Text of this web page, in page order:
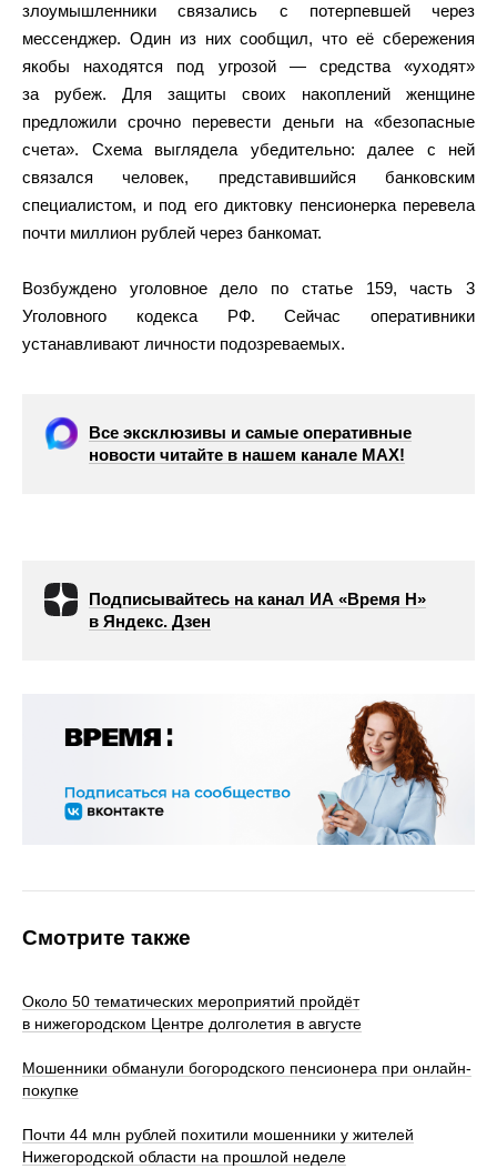
злоумышленники связались с потерпевшей через
мессенджер. Один из них сообщил, что её сбережения
якобы находятся под угрозой — средства «уходят»
за рубеж. Для защиты своих накоплений женщине
предложили срочно перевести деньги на «безопасные
счета». Схема выглядела убедительно: далее с ней
связался человек, представившийся банковским
специалистом, и под его диктовку пенсионерка перевела
почти миллион рублей через банкомат.
Возбуждено уголовное дело по статье 159, часть 3
Уголовного кодекса РФ. Сейчас оперативники
устанавливают личности подозреваемых.
Все эксклюзивы и самые оперативные
новости читайте в нашем канале МАХ!
Подписывайтесь на канал ИА «Время Н»
в Яндекс. Дзен
Смотрите также
Около 50 тематических мероприятий пройдёт
в нижегородском Центре долголетия в августе
Мошенники обманули богородского пенсионера при онлайн-
покупке
Почти 44 млн рублей похитили мошенники у жителей
Нижегородской области на прошлой неделе